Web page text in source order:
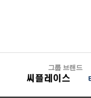
그룹 브랜드